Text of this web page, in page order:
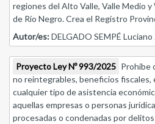
regiones del Alto Valle, Valle Medio
de Río Negro. Crea el Registro
Autor/es:DELGADO SEMPÉ Luciano
Proyecto Ley Nº 993/2025 Prohíbe
no reintegrables, beneficios fiscales,
cualquier tipo de asistencia
aquellas empresas o personas
procesadas o condenadas por